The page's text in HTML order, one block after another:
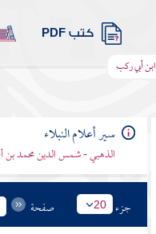
كتب PDF
ابن أبي ركب
سير أعلام النبلاء
الذهبي - شمس الدين محمد بن
جزء 20 صفحة